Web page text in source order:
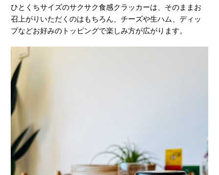
ひとくちサイズのサクサク食感クラッカーは、そのままお
召上がりいただくのはもちろん、チーズや生ハム、ディッ
プなどお好みのトッピングで楽しみ方が広がります。